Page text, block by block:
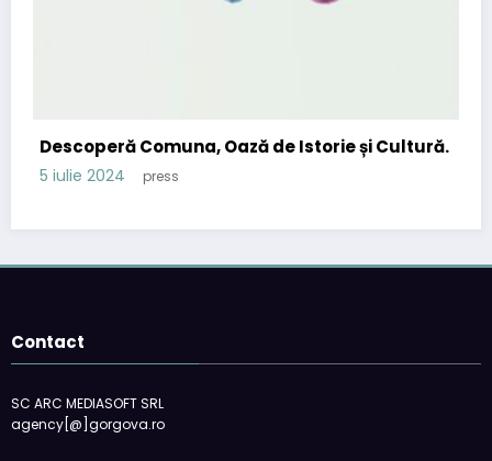
Descoperă Comuna, Oază de Istorie și Cultură.
5 iulie 2024 press
Contact
SC ARC MEDIASOFT SRL
agency[@]gorgova.ro